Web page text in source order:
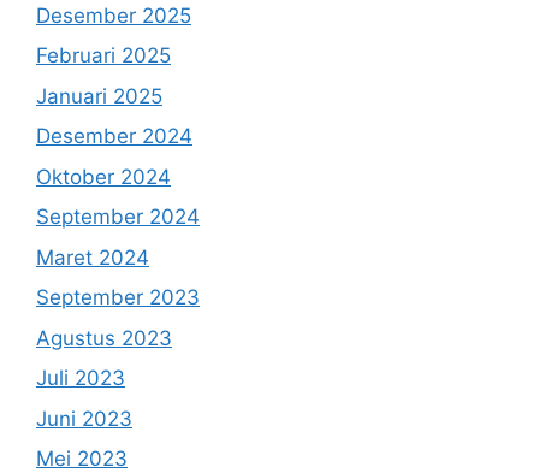
Desember 2025
Februari 2025
Januari 2025
Desember 2024
Oktober 2024
September 2024
Maret 2024
September 2023
Agustus 2023
Juli 2023
Juni 2023
Mei 2023